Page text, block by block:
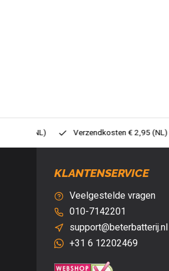
Verzendkosten € 2,95 (NL)
KLANTENSERVICE
Veelgestelde vragen
010-7142201
support@beterbatterij.nl
+31 6 12202469